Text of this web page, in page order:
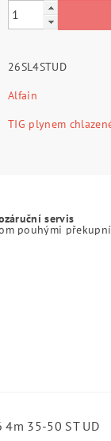
26SL4STUD
Alfain
TIG plynem
servis
pouhými
4m 35-50 ST UD